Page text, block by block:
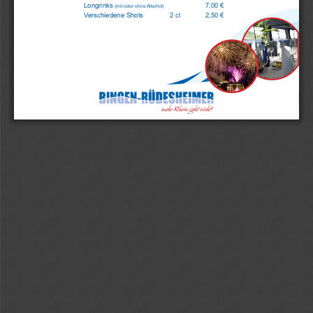
Longrinks (mit oder ohne Alkohol)
7,00 €
Verschiedene Shots 2 cl 2,50 €